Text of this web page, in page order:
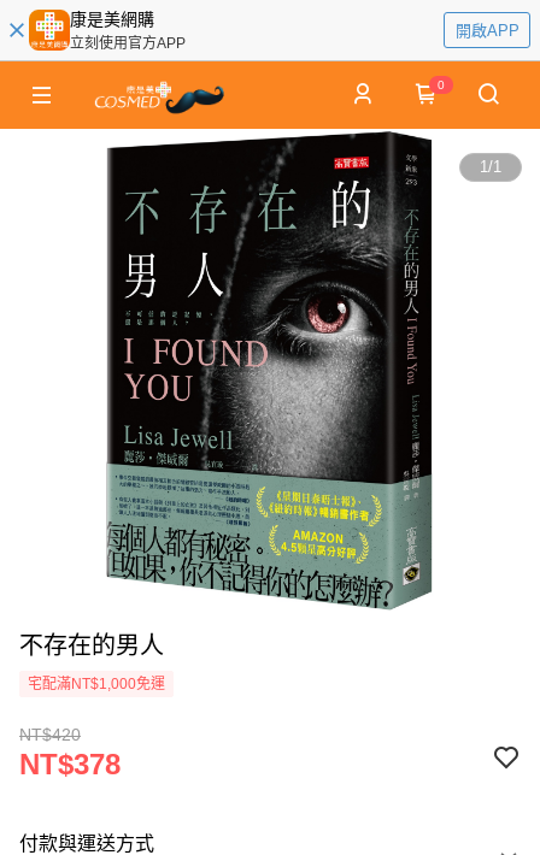
康是美網購
立刻使用官方APP
開啟APP
0
1/1
不存在的男人
宅配滿NT$1,000免運
NT$420
NT$378
付款與運送方式